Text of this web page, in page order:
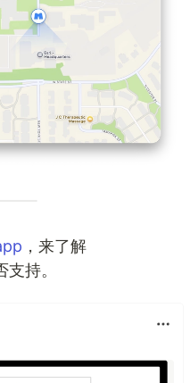
，来了解
持。